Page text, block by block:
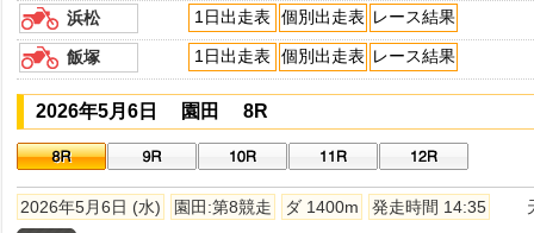
浜松 1日出走表 個別出走表 レース結果
飯塚 1日出走表 個別出走表 レース結果
2026年5月6日 園田 8R
2026年5月6日 (水) 園田:第8競走 ダ 1400m 発走時間 14:35